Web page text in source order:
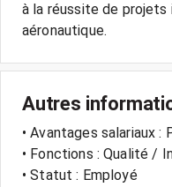
à la réussite de
Autres
• Avantages salariaux :
• Fonctions : Qualité /
• Statut : Employé